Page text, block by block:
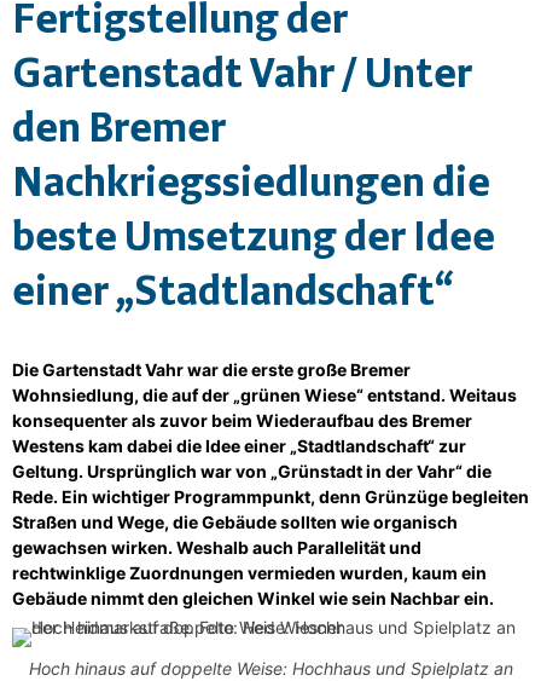
Fertigstellung der
Gartenstadt Vahr / Unter
den Bremer
Nachkriegssiedlungen die
beste Umsetzung der Idee
einer „Stadtlandschaft“
Die Gartenstadt Vahr war die erste große Bremer
Wohnsiedlung, die auf der „grünen Wiese“ entstand. Weitaus
konsequenter als zuvor beim Wiederaufbau des Bremer
Westens kam dabei die Idee einer „Stadtlandschaft“ zur
Geltung. Ursprünglich war von „Grünstadt in der Vahr“ die
Rede. Ein wichtiger Programmpunkt, denn Grünzüge begleiten
Straßen und Wege, die Gebäude sollten wie organisch
gewachsen wirken. Weshalb auch Parallelität und
rechtwinklige Zuordnungen vermieden wurden, kaum ein
Gebäude nimmt den gleichen Winkel wie sein Nachbar ein.
Hoch hinaus auf doppelte Weise: Hochhaus und Spielplatz an